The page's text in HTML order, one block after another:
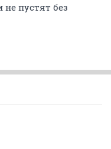
не пустят без